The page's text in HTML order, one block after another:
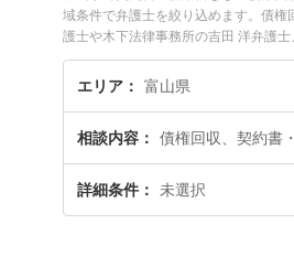
域条件で弁護士を絞り込めます。債
護士や木下法律事務所の吉田 洋弁護
た契約書・借用書なしの債権回収の
談無料で契約書・借用書なしの債権
エリア 富山県
相談内容 債権回収、契約書
詳細条件 未選択